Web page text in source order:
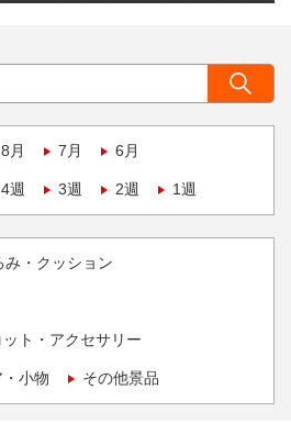
8月 7月 6月
4週 3週 2週 1週
み・クッション
ト・アクセサリー
小物 その他景品